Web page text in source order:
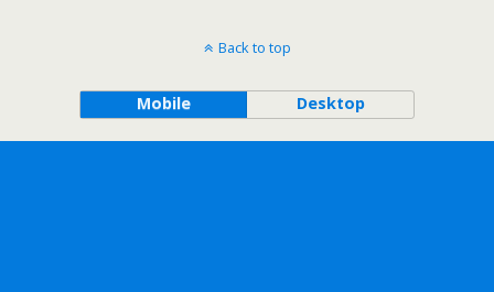
Back to top
Mobile Desktop